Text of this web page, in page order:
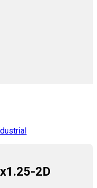
2D